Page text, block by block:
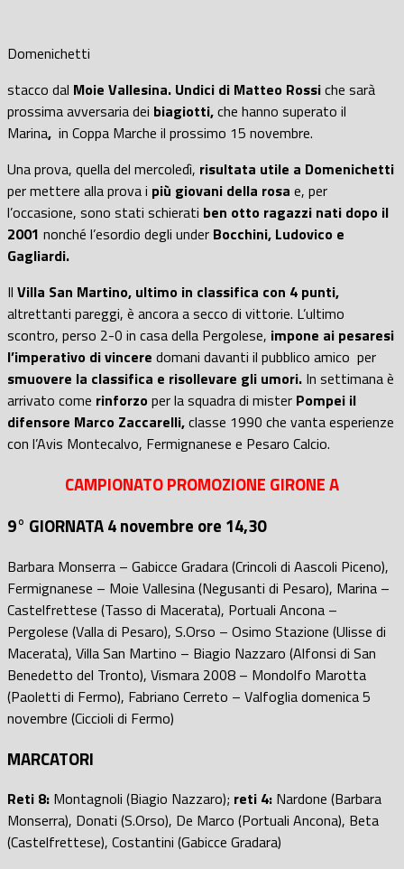
Domenichetti
stacco dal Moie Vallesina. Undici di Matteo Rossiche sarà
prossima avversaria dei biagiotti,che hanno superato il
Marina, in Coppa Marche il prossimo 15 novembre.
Una prova, quella del mercoledì, risultata utile a Domenichetti
per mettere alla prova i più giovani della rosa e, per
l’occasione, sono stati schierati ben otto ragazzi nati dopo il
2001 nonché l’esordio degli under Bocchini, Ludovico e
Gagliardi.
Il Villa San Martino, ultimo in classifica con 4 punti,
altrettanti pareggi, è ancora a secco di vittorie. L’ultimo
scontro, perso 2-0 in casa della Pergolese, impone ai pesaresi
l’imperativo di vincere domani davanti il pubblico amico per
smuovere la classifica e risollevare gli umori. In settimana è
arrivato come rinforzoper la squadra di mister Pompei il
difensore Marco Zaccarelli,classe 1990 che vanta esperienze
con l’Avis Montecalvo, Fermignanese e Pesaro Calcio.
CAMPIONATO PROMOZIONE GIRONE A
9° GIORNATA 4 novembre ore 14,30
Barbara Monserra – Gabicce Gradara (Crincoli di Aascoli Piceno),
Fermignanese – Moie Vallesina (Negusanti di Pesaro), Marina –
Castelfrettese (Tasso di Macerata), Portuali Ancona –
Pergolese (Valla di Pesaro), S.Orso – Osimo Stazione (Ulisse di
Macerata), Villa San Martino – Biagio Nazzaro (Alfonsi di San
Benedetto del Tronto), Vismara 2008 – Mondolfo Marotta
(Paoletti di Fermo), Fabriano Cerreto – Valfoglia domenica 5
novembre (Ciccioli di Fermo)
MARCATORI
Reti 8: Montagnoli (Biagio Nazzaro); reti 4: Nardone (Barbara
Monserra), Donati (S.Orso), De Marco (Portuali Ancona), Beta
(Castelfrettese), Costantini (Gabicce Gradara)